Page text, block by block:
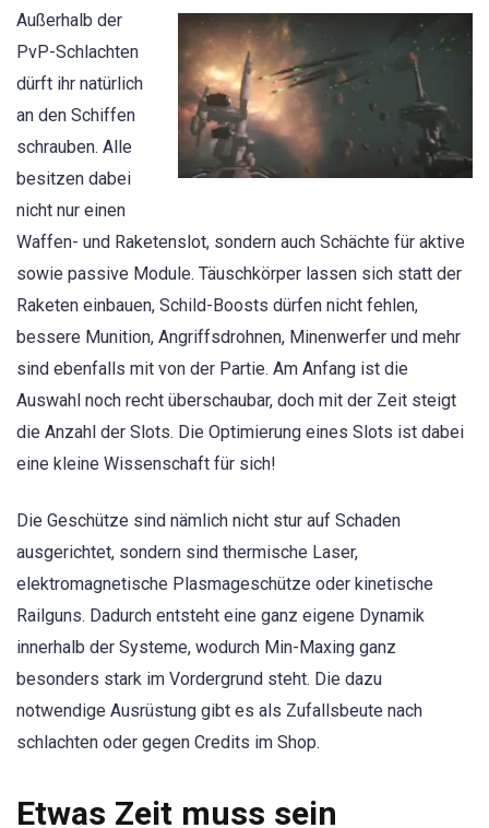
Außerhalb der
PvP-Schlachten
dürft ihr natürlich
an den Schiffen
schrauben. Alle
besitzen dabei
nicht nur einen
Waffen- und Raketenslot, sondern auch Schächte für aktive
sowie passive Module. Täuschkörper lassen sich statt der
Raketen einbauen, Schild-Boosts dürfen nicht fehlen,
bessere Munition, Angriffsdrohnen, Minenwerfer und mehr
sind ebenfalls mit von der Partie. Am Anfang ist die
Auswahl noch recht überschaubar, doch mit der Zeit steigt
die Anzahl der Slots. Die Optimierung eines Slots ist dabei
eine kleine Wissenschaft für sich!
Die Geschütze sind nämlich nicht stur auf Schaden
ausgerichtet, sondern sind thermische Laser,
elektromagnetische Plasmageschütze oder kinetische
Railguns. Dadurch entsteht eine ganz eigene Dynamik
innerhalb der Systeme, wodurch Min-Maxing ganz
besonders stark im Vordergrund steht. Die dazu
notwendige Ausrüstung gibt es als Zufallsbeute nach
schlachten oder gegen Credits im Shop.
Etwas Zeit muss sein